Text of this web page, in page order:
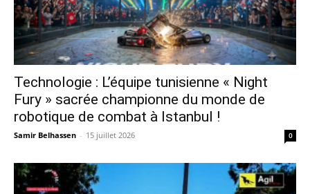
Technologie : L’équipe tunisienne « Night
Fury » sacrée championne du monde de
robotique de combat à Istanbul !
Samir Belhassen - 15 juillet 2026 0